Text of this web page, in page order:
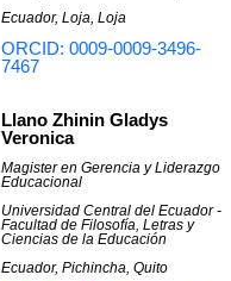
Ecuador, Loja, Loja
ORCID: 0009-0009-3496-
7467
Llano Zhinin Gladys
Veronica
Magister en Gerencia y Liderazgo
Educacional
Universidad Central del Ecuador -
Facultad de Filosofía, Letras y
Ciencias de la Educación
Ecuador, Pichincha, Quito